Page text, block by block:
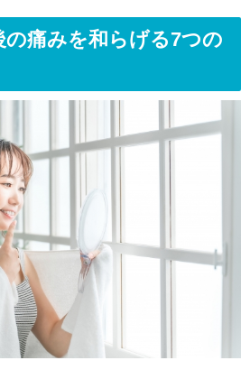
の痛みを和らげる7つの